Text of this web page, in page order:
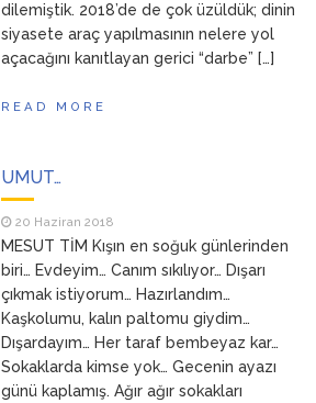
dilemiştik. 2018’de de çok üzüldük; dinin
siyasete araç yapılmasının nelere yol
açacağını kanıtlayan gerici “darbe” […]
READ MORE
UMUT…
20 Haziran 2018
MESUT TİM Kışın en soğuk günlerinden
biri… Evdeyim… Canım sıkılıyor… Dışarı
çıkmak istiyorum… Hazırlandım…
Kaşkolumu, kalın paltomu giydim…
Dışardayım… Her taraf bembeyaz kar…
Sokaklarda kimse yok… Gecenin ayazı
günü kaplamış. Ağır ağır sokakları